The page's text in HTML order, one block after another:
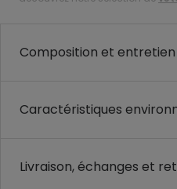
Composition et entretien
Caractéristiques
Livraison, échanges et